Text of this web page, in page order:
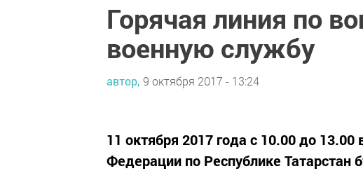
Горячая линия по
военную службу
автор, 9 октября 2017 - 13:24
11 октября 2017 года с 10.00 до
Федерации по Республике Татарстан